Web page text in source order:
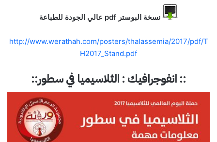
نسخة البوستر pdf عالي الجودة للطباعة
http://www.werathah.com/posters/thalassemia/2017/pdf/T
H2017_Stand.pdf
:: انفوجرافيك : الثلاسيميا في سطور::